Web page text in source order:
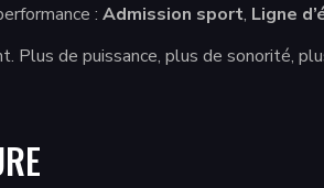
: Admission sport, Ligne
Plus de puissance, plus de sonorité,